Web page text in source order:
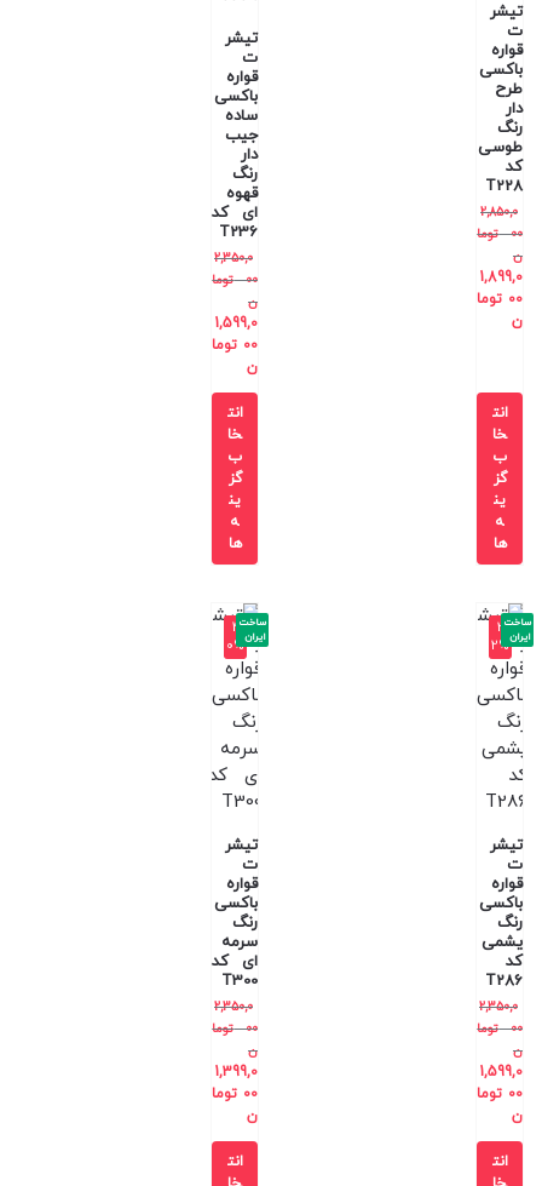
تیشر
ت
قواره
باکسی
طرح
دار
رنگ
طوسی
کد
T228
2,850,0
00
توما
ن
1,899,0
00 توما
ن
انت
خا
ب
گز
ین
ه
ها
تیشر
ت
قواره
باکسی
ساده
جیب
دار
رنگ
قهوه
ای کد
T236
2,350,0
00
توما
ن
1,599,0
00 توما
ن
انت
خا
ب
گز
ین
ه
ها
-3
2%
تیشر
ت
قواره
باکسی
رنگ
یشمی
کد
T286
2,350,0
00
توما
ن
1,599,0
00 توما
ن
ساخت
ایران
انت
-4
0%
تیشر
ت
قواره
باکسی
رنگ
سرمه
ای کد
T300
2,350,0
00
توما
ن
1,399,0
00 توما
ن
ساخت
ایران
انت